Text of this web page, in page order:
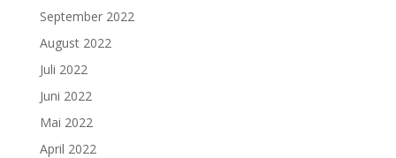
September 2022
August 2022
Juli 2022
Juni 2022
Mai 2022
April 2022